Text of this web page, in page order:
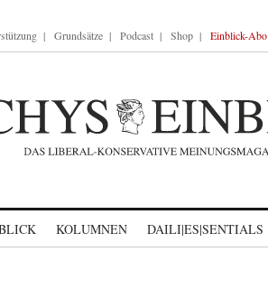
Grundsätze Podcast Shop Einblick-Abo
KOLUMNEN DAILI|ES|SENTIALS